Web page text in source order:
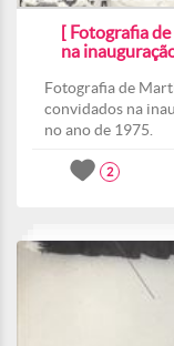
[ Fotografia
na
Fotografia de
convidados na
no ano de 1975.
2